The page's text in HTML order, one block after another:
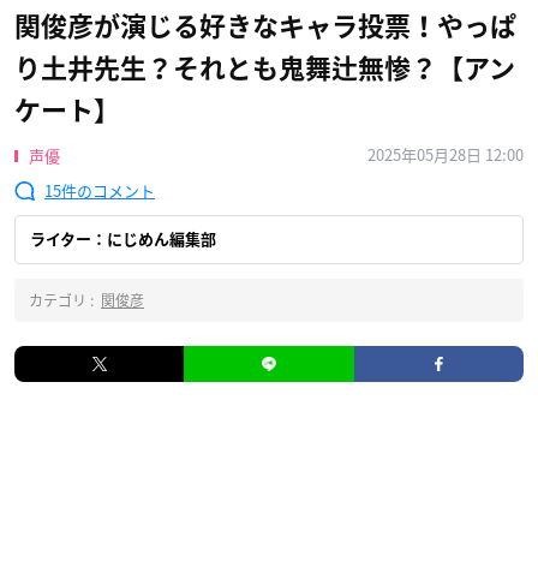
関俊彦が演じる好きなキャラ投票！やっぱ
り土井先生？それとも鬼舞辻無惨？【アン
ケート】
声優
2025年05月28日 12:00
15
ライター：にじめん編集部
カテゴリ : 関俊彦